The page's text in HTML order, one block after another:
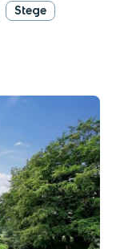
Stege